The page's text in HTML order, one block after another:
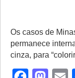
Os casos de
permanece
cinza, para